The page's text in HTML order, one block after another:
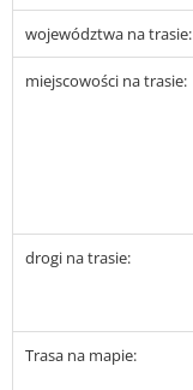
województwa na trasie:
miejscowości na trasie:
drogi na trasie:
Trasa na mapie: